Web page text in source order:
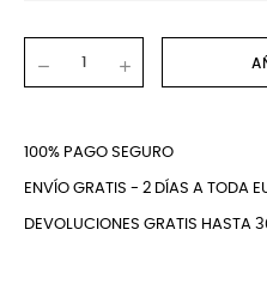
100% PAGO SEGURO
ENVÍO GRATIS - 2 DÍAS A TODA
DEVOLUCIONES GRATIS HASTA